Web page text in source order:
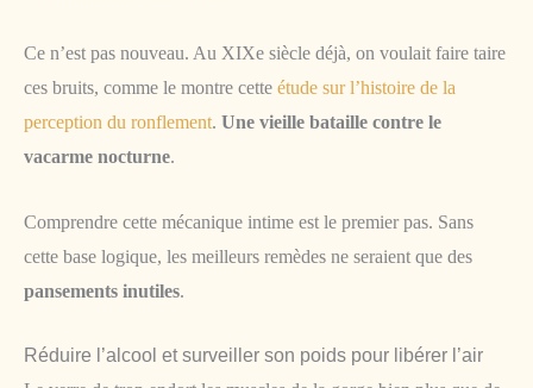
Ce n’est pas nouveau. Au XIXe siècle déjà, on voulait faire taire
ces bruits, comme le montre cette étude sur l’histoire de la
perception du ronflement. Une vieille bataille contre le
vacarme nocturne.
Comprendre cette mécanique intime est le premier pas. Sans
cette base logique, les meilleurs remèdes ne seraient que des
pansements inutiles.
Réduire l’alcool et surveiller son poids pour libérer l’air